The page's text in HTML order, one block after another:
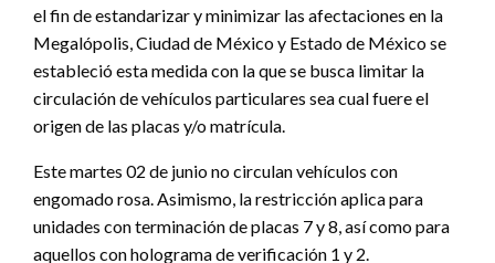
el fin de estandarizar y minimizar las afectaciones en la
Megalópolis, Ciudad de México y Estado de México se
estableció esta medida con la que se busca limitar la
circulación de vehículos particulares sea cual fuere el
origen de las placas y/o matrícula.
Este martes 02 de junio no circulan vehículos con
engomado rosa. Asimismo, la restricción aplica para
unidades con terminación de placas 7 y 8, así como para
aquellos con holograma de verificación 1 y 2.